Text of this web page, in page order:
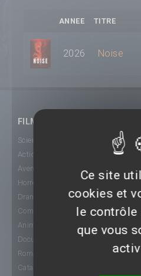
ANNEE TITRE
2026 Noise
FILMS
Science-Fiction
Action
Aventure
Horreur
Drame
Comédie
Animation
Documentaire
Romance
Catastrophe
Ce site
cookies et
le contrôle
que vous